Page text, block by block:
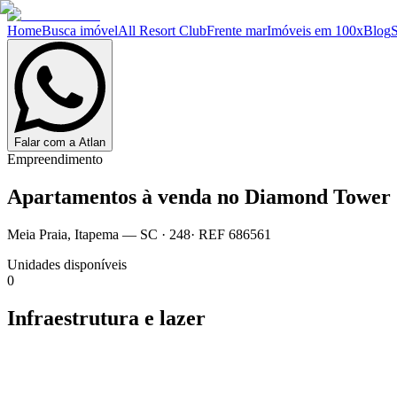
HomeBusca imóvelAll Resort ClubFrente marImóveis em 100xBlog
Falar com a Atlan
Empreendimento
Apartamentos à venda no Diamond Tower
Meia Praia, Itapema — SC · 248· REF 686561
Unidades disponíveis
0
Infraestrutura e lazer